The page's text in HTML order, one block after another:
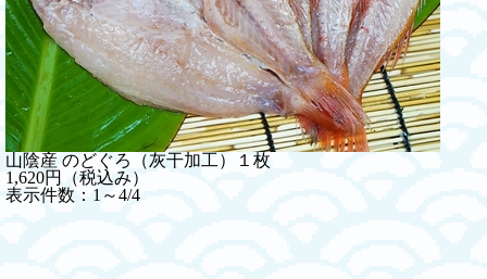
山陰産 のどぐろ（灰干加工）１枚
1,620円（税込み）
表示件数：1～4/4